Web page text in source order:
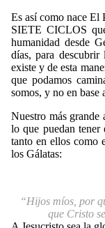
Es así como nace El
SIETE CICLOS
humanidad desde
días, para
existe y de esta
que podamos
somos, y no en base
Nuestro más grande
lo que puedan tener
tanto en ellos como
los Gálatas:
“Hijos míos, por
que Cristo